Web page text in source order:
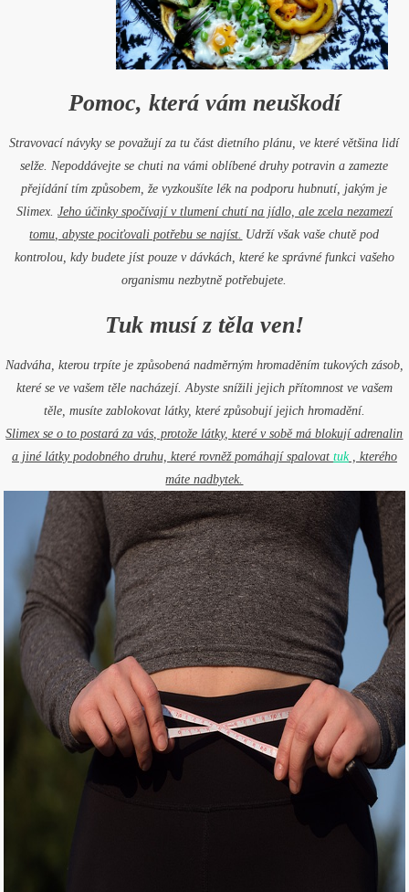
Pomoc, která vám neuškodí
Stravovací návyky se považují za tu část dietního plánu, ve které většina lidí
selže. Nepoddávejte se chuti na vámi oblíbené druhy potravin a zamezte
přejídání tím způsobem, že vyzkoušíte lék na podporu hubnutí, jakým je
Slimex. Jeho účinky spočívají v tlumení chutí na jídlo, ale zcela nezamezí
tomu, abyste pociťovali potřebu se najíst. Udrží však vaše chutě pod
kontrolou, kdy budete jíst pouze v dávkách, které ke správné funkci vašeho
organismu nezbytně potřebujete.
Tuk musí z těla ven!
Nadváha, kterou trpíte je způsobená nadměrným hromaděním tukových zásob,
které se ve vašem těle nacházejí. Abyste snížili jejich přítomnost ve vašem
těle, musíte zablokovat látky, které způsobují jejich hromadění.
Slimex se o to postará za vás, protože látky, které v sobě má blokují adrenalin
a jiné látky podobného druhu, které rovněž pomáhají spalovat tuk, kterého
máte nadbytek.